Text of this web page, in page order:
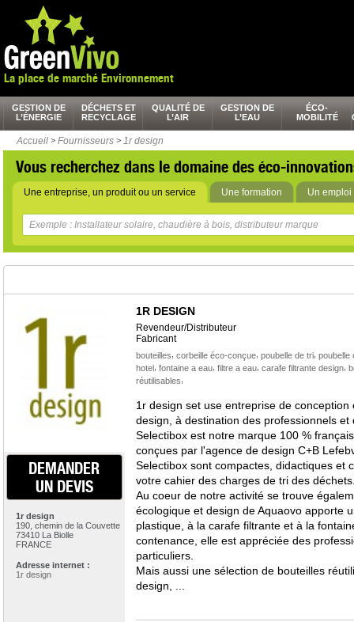
La place de marché Environnement
GESTION DE
L’ÉNERGIE
DÉCHETS ET
RECYCLAGE
QUALITÉ DE
L’AIR
GESTION DE
L’EAU
ÉCO-
MOBILITÉ
Accueil > Fournisseurs > 1r design
Vous recherchez dans le domaine des éco-
Une entreprise, un produit ou un service Une formation Un emploi
DEMANDER
UN DEVIS
1r design
190, chemin de la Couvette
73410 La Biolle
FRANCE
Adresse internet :
1r design
1R DESIGN
Revendeur/Distributeur
Fabricant
bouteilles corbeille éco-conçue, poubelle de tri, poubelle
hotel, fontaine a eau, filtre a eau, carafe filtrante design,
réutilisables
1r design set use entreprise de
design, à destination des professionnels et
Selectibox est notre marque 100 %
conçues par l'agence de design C+B
Selectibox sont compactes, didactiques et
votre cahier des charges de tri des
Au coeur de notre activité se trouve
écologique et design de Aquaovo apporte
plastique, à la carafe filtrante et à la
contenance, elle est appréciée des
particuliers.
Mais aussi une sélection de bouteilles
design, ...